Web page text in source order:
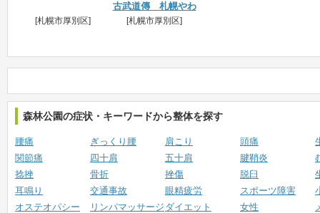
[札幌市厚別区]
古武道傳 札幌やわ
ら氣功整体院
[札幌市厚別区]
森林公園の症状・キーワードから整体を探す
腰痛 ぎっくり腰 肩こり 頭痛
関節痛
四十肩 五十肩 腱鞘炎
捻挫
骨折 挫傷 脱臼
耳鳴り
交通事故 眼精疲労 スポーツ障害
オステオパシー
リンパマッサージ ダイエット 女性